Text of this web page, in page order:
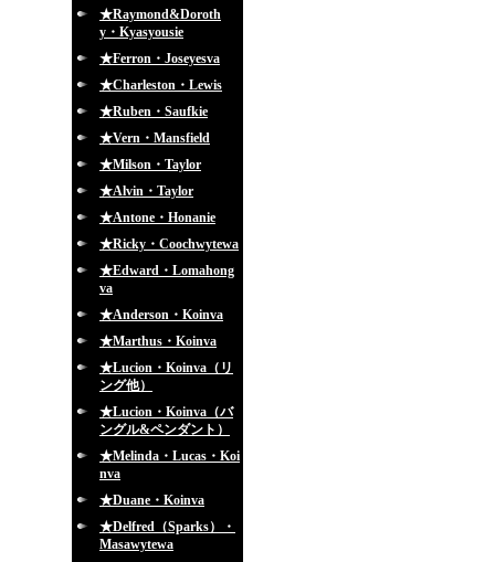
★Raymond&Doroth
y・Kyasyousie
★Ferron・Joseyesva
★Charleston・Lewis
★Ruben・Saufkie
★Vern・Mansfield
★Milson・Taylor
★Alvin・Taylor
★Antone・Honanie
★Ricky・Coochwytewa
★Edward・Lomahong
va
★Anderson・Koinva
★Marthus・Koinva
★Lucion・Koinva（リ
ング他）
★Lucion・Koinva（バ
ングル&ペンダント）
★Melinda・Lucas・Koi
nva
★Duane・Koinva
★Delfred（Sparks）・
Masawytewa